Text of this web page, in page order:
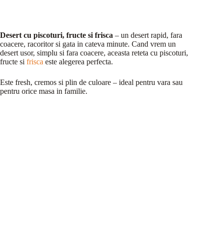
Desert cu piscoturi, fructe si frisca – un desert rapid, fara
coacere, racoritor si gata in cateva minute. Cand vrem un
desert usor, simplu si fara coacere, aceasta reteta cu piscoturi,
fructe si frisca este alegerea perfecta.
Este fresh, cremos si plin de culoare – ideal pentru vara sau
pentru orice masa in familie.